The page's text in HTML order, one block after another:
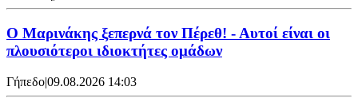
Ο Μαρινάκης ξεπερνά τον Πέρεθ! - Αυτοί είναι οι
πλουσιότεροι ιδιοκτήτες ομάδων
Γήπεδο|09.08.2026 14:03